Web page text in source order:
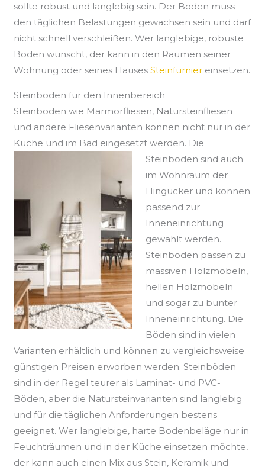
sollte robust und langlebig sein. Der Boden muss
den täglichen Belastungen gewachsen sein und darf
nicht schnell verschleißen. Wer langlebige, robuste
Böden wünscht, der kann in den Räumen seiner
Wohnung oder seines Hauses Steinfurnier einsetzen.
Steinböden für den Innenbereich
Steinböden wie Marmorfliesen, Natursteinfliesen
und andere Fliesenvarianten können nicht nur in der
Küche und im Bad eingesetzt werden. Die
Steinböden sind auch
im Wohnraum der
Hingucker und können
passend zur
Inneneinrichtung
gewählt werden.
Steinböden passen zu
massiven Holzmöbeln,
hellen Holzmöbeln
und sogar zu bunter
Inneneinrichtung. Die
Böden sind in vielen
Varianten erhältlich und können zu vergleichsweise
günstigen Preisen erworben werden. Steinböden
sind in der Regel teurer als Laminat- und PVC-
Böden, aber die Natursteinvarianten sind langlebig
und für die täglichen Anforderungen bestens
geeignet. Wer langlebige, harte Bodenbeläge nur in
Feuchträumen und in der Küche einsetzen möchte,
der kann auch einen Mix aus Stein, Keramik und